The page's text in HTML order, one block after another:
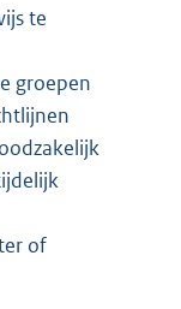
te
groepen
of